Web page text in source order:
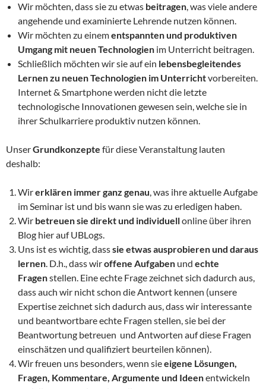
Wir möchten, dass sie zu etwas beitragen, was viele andere
angehende und examinierte Lehrende nutzen können.
Wir möchten zu einementspannten und produktiven
Umgang mit neuen Technologien im Unterricht beitragen.
Schließlich möchten wir sie auf ein lebensbegleitendes
Lernen zu neuen Technologien im Unterrichtvorbereiten.
Internet & Smartphone werden nicht die letzte
technologische Innovationen gewesen sein, welche sie in
ihrer Schulkarriere produktiv nutzen können.
UnserGrundkonzepte für diese Veranstaltung lauten
deshalb:
Wirerklären immer ganz genau, was ihre aktuelle Aufgabe
im Seminar ist und bis wann sie was zu erledigen haben.
Wir betreuen sie direkt und individuellonline über ihren
Blog hier auf UBLogs.
Uns ist es wichtig, dasssie etwas ausprobieren und daraus
lernen. D.h., dass wiroffene Aufgaben und echte
Fragenstellen. Eine echte Frage zeichnet sich dadurch aus,
dass auch wir nicht schon die Antwort kennen (unsere
Expertise zeichnet sich dadurch aus, dass wir interessante
und beantwortbare echte Fragen stellen, sie bei der
Beantwortung betreuen und Antworten auf diese Fragen
einschätzen und qualifiziert beurteilen können).
Wir freuen uns besonders, wenn sieeigene Lösungen,
Fragen, Kommentare, Argumente und Ideenentwickeln